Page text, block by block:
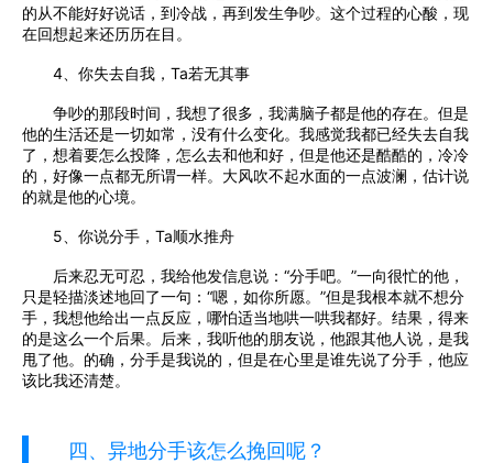
的从不能好好说话，到冷战，再到发生争吵。这个过程的心酸，现
在回想起来还历历在目。
4、你失去自我，Ta若无其事
争吵的那段时间，我想了很多，我满脑子都是他的存在。但是
他的生活还是一切如常，没有什么变化。我感觉我都已经失去自我
了，想着要怎么投降，怎么去和他和好，但是他还是酷酷的，冷冷
的，好像一点都无所谓一样。大风吹不起水面的一点波澜，估计说
的就是他的心境。
5、你说分手，Ta顺水推舟
后来忍无可忍，我给他发信息说：“分手吧。”一向很忙的他，
只是轻描淡述地回了一句：“嗯，如你所愿。”但是我根本就不想分
手，我想他给出一点反应，哪怕适当地哄一哄我都好。结果，得来
的是这么一个后果。后来，我听他的朋友说，他跟其他人说，是我
甩了他。的确，分手是我说的，但是在心里是谁先说了分手，他应
该比我还清楚。
四、异地分手该怎么挽回呢？